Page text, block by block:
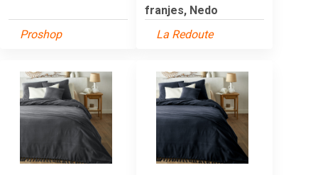
Proshop
franjes, Nedo
La Redoute